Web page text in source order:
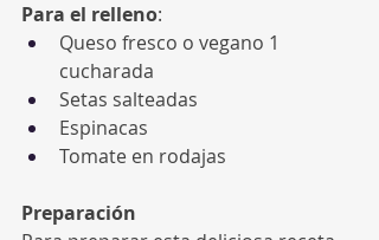
Para el relleno:
Queso fresco o vegano 1
cucharada
Setas salteadas
Espinacas
Tomate en rodajas
Preparación